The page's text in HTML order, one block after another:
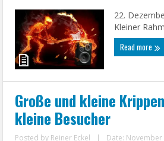
22.
Kleiner
Read more
Große und kleine
kleine Besucher
Posted by Reiner Eckel | Date: November